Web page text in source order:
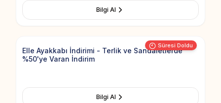
Bilgi Al
Süresi Doldu
Add to
Elle Ayakkabı İndirimi - Terlik ve Sandaletlerde
%50'ye Varan İndirim
Bilgi Al